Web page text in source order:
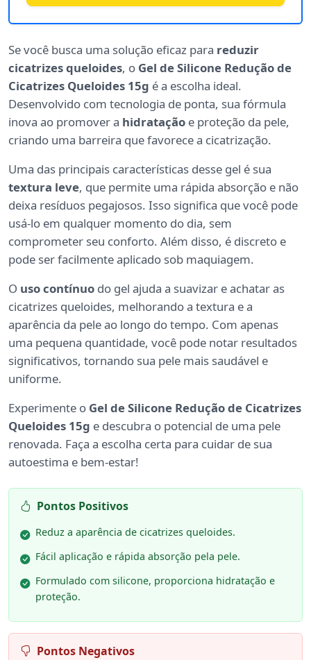
Se você busca uma solução eficaz para reduzir
cicatrizes queloides, o Gel de Silicone Redução de
Cicatrizes Queloides 15g é a escolha ideal.
Desenvolvido com tecnologia de ponta, sua fórmula
inova ao promover a hidratação e proteção da pele,
criando uma barreira que favorece a cicatrização.
Uma das principais características desse gel é sua
textura leve, que permite uma rápida absorção e não
deixa resíduos pegajosos. Isso significa que você pode
usá-lo em qualquer momento do dia, sem
comprometer seu conforto. Além disso, é discreto e
pode ser facilmente aplicado sob maquiagem.
O uso contínuo do gel ajuda a suavizar e achatar as
cicatrizes queloides, melhorando a textura e a
aparência da pele ao longo do tempo. Com apenas
uma pequena quantidade, você pode notar resultados
significativos, tornando sua pele mais saudável e
uniforme.
Experimente o Gel de Silicone Redução de Cicatrizes
Queloides 15g e descubra o potencial de uma pele
renovada. Faça a escolha certa para cuidar de sua
autoestima e bem-estar!
Pontos Positivos
Reduz a aparência de cicatrizes queloides.
Fácil aplicação e rápida absorção pela pele.
Formulado com silicone, proporciona hidratação e
proteção.
Pontos Negativos